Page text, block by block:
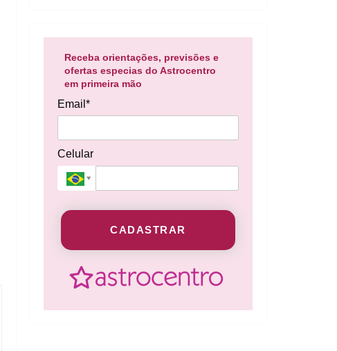
Receba orientações, previsões e
ofertas especias do Astrocentro
em primeira mão
Email*
Celular
CADASTRAR